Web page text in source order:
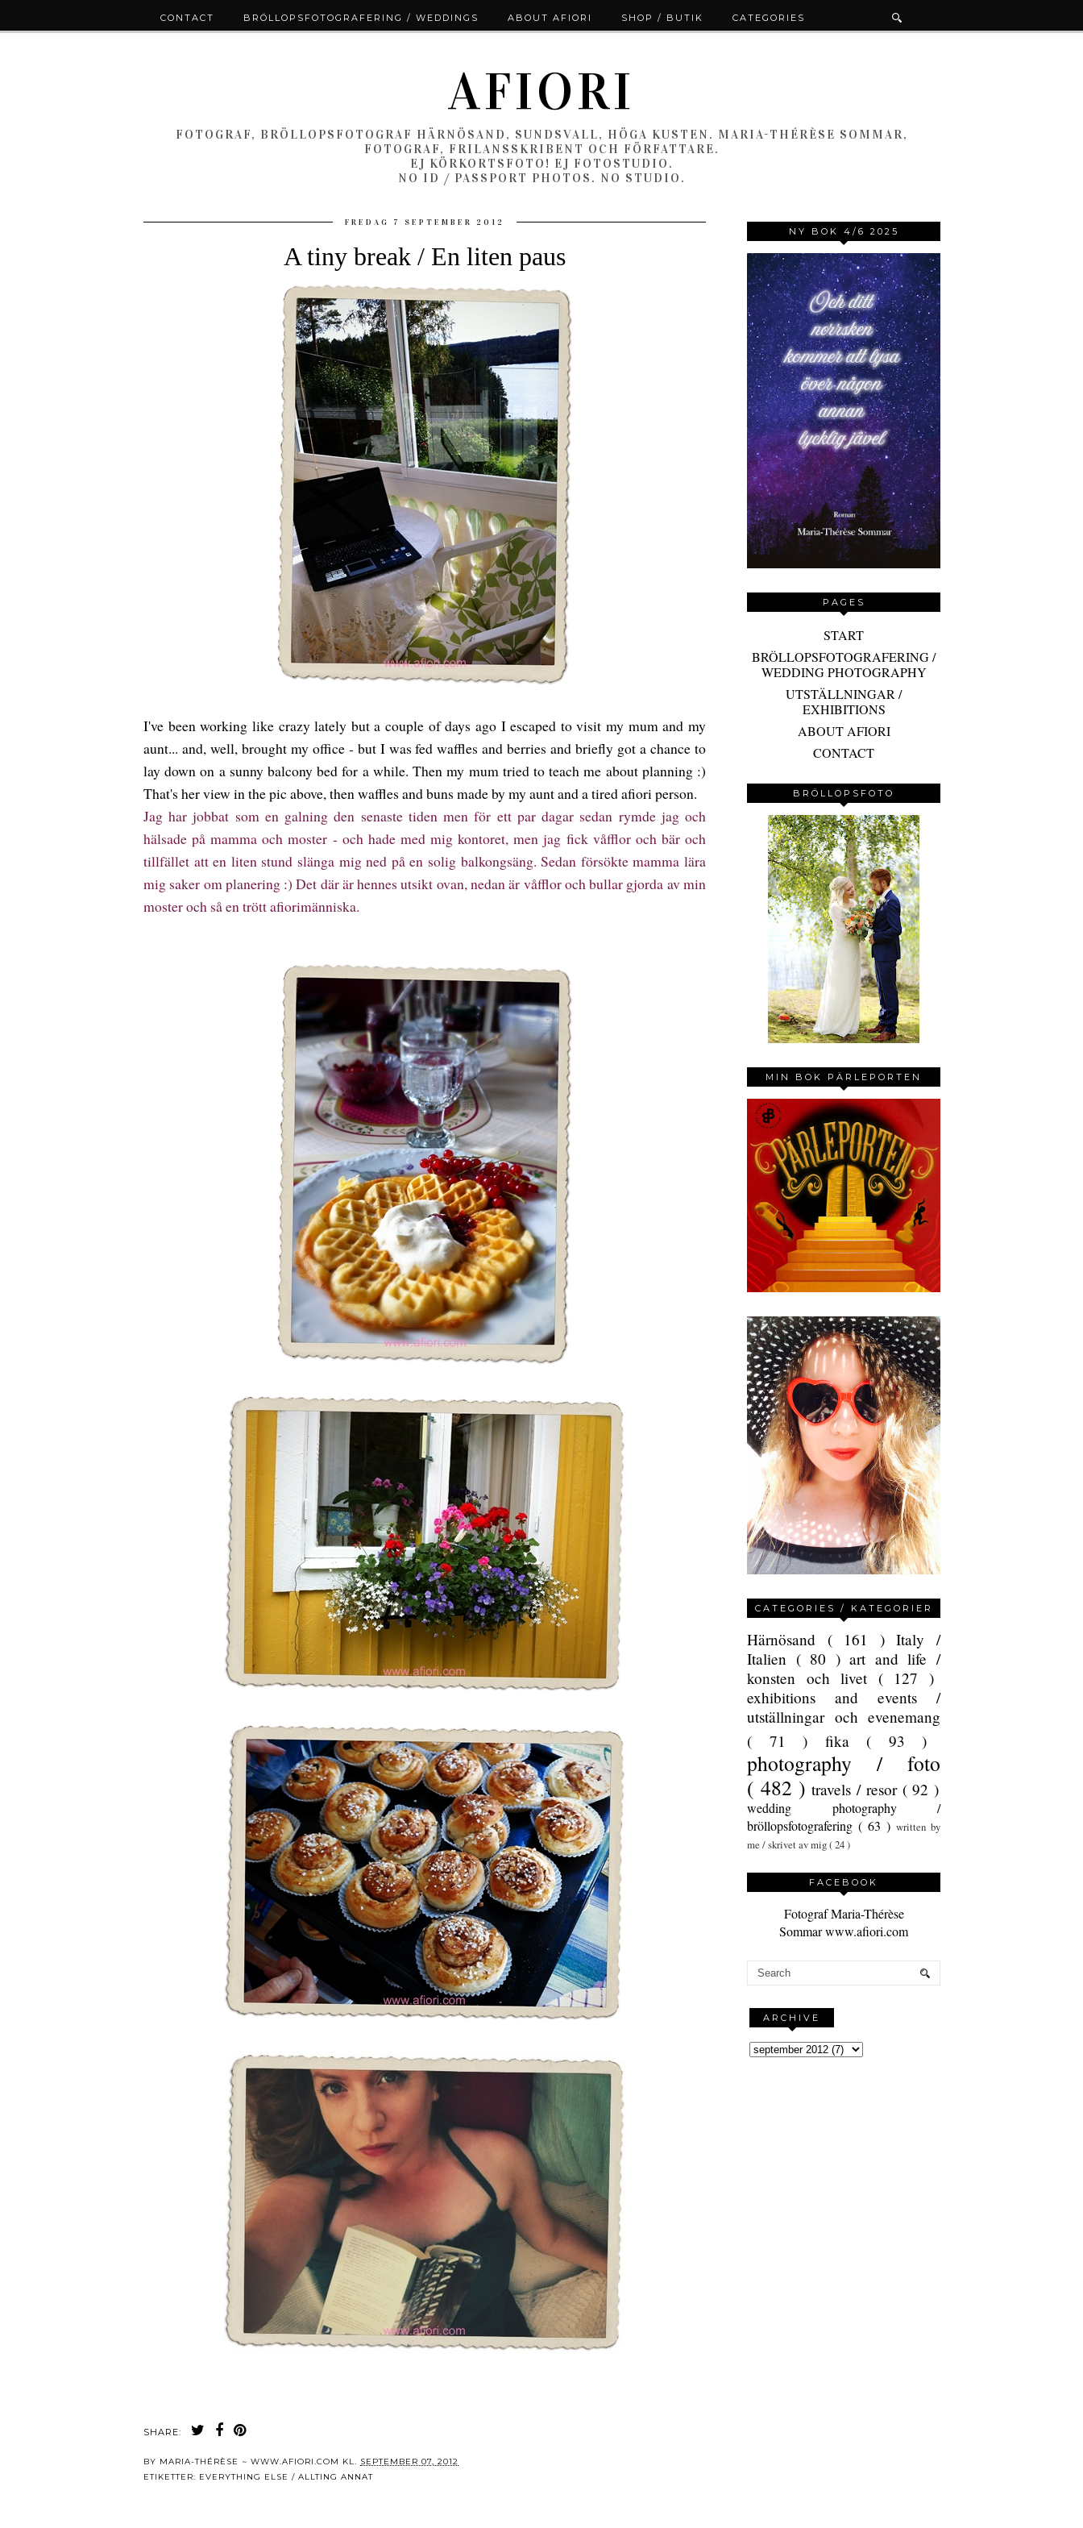
AFIORI
FOTOGRAF, BRÖLLOPSFOTOGRAF HÄRNÖSAND, SUNDSVALL, HÖGA KUSTEN. MARIA-THÉRÈSE SOMMAR,
FOTOGRAF, FRILANSSKRIBENT OCH FÖRFATTARE.
EJ KÖRKORTSFOTO! EJ FOTOSTUDIO.
NO ID / PASSPORT PHOTOS. NO STUDIO.
FREDAG 7 SEPTEMBER 2012
A tiny break / En liten paus
I've been working like crazy lately but a couple of days ago I escaped to visit my mum and my
aunt... and, well, brought my office - but I was fed waffles and berries and briefly got a chance to
lay down on a sunny balcony bed for a while. Then my mum tried to teach me about planning :)
That's her view in the pic above, then waffles and buns made by my aunt and a tired afiori person.
Jag har jobbat som en galning den senaste tiden men för ett par dagar sedan rymde jag och
hälsade på mamma och moster - och hade med mig kontoret, men jag fick våfflor och bär och
tillfället att en liten stund slänga mig ned på en solig balkongsäng. Sedan försökte mamma lära
mig saker om planering :) Det där är hennes utsikt ovan, nedan är våfflor och bullar gjorda av min
moster och så en trött afiorimänniska.
SHARE:
BY MARIA-THÉRÈSE ~ WWW.AFIORI.COM KL. SEPTEMBER 07, 2012
ETIKETTER: EVERYTHING ELSE / ALLTING ANNAT
NY BOK 4/6 2025
PAGES
START
BRÖLLOPSFOTOGRAFERING /
WEDDING PHOTOGRAPHY
UTSTÄLLNINGAR /
EXHIBITIONS
ABOUT AFIORI
CONTACT
BRÖLLOPSFOTO
CONTACT BRÖLLOPSFOTOGRAFERING / WEDDINGS ABOUT AFIORI SHOP / BUTIK CATEGORIES
MIN BOK PÄRLEPORTEN
CATEGORIES / KATEGORIER
Härnösand ( 161 )Italy /
Italien ( 80 )art and life /
konsten och livet ( 127 )
exhibitions and events /
utställningar och evenemang
( 71 ) fika ( 93 )
photography / foto
( 482 )travels / resor ( 92 )
wedding photography /
bröllopsfotografering ( 63 ) written by
me / skrivet av mig( 24 )
FACEBOOK
Fotograf Maria-Thérèse
Sommar www.afiori.com
ARCHIVE